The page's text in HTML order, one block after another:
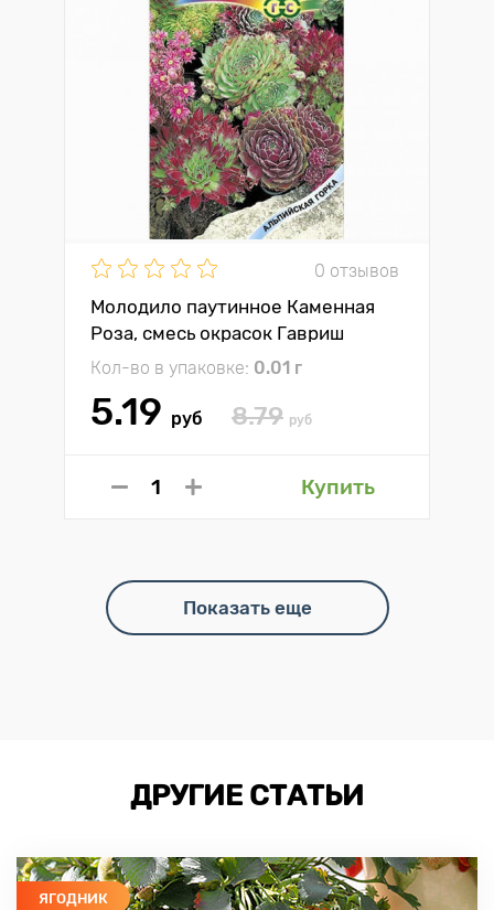
0 отзывов
Молодило паутинное Каменная
Роза, смесь окрасок Гавриш
Кол-во в упаковке: 0.01 г
5.19 руб 8.79 руб
Купить
Показать еще
ДРУГИЕ СТАТЬИ
ЯГОДНИК